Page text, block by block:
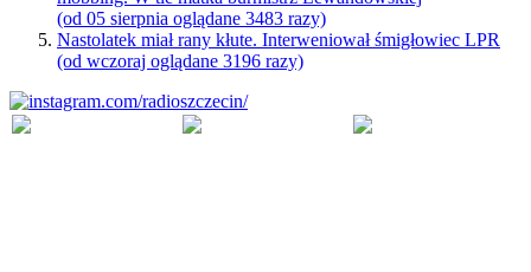
(od 05 sierpnia oglądane 3483 razy)
Nastolatek miał rany kłute. Interweniował śmigłowiec LPR
(od wczoraj oglądane 3196 razy)